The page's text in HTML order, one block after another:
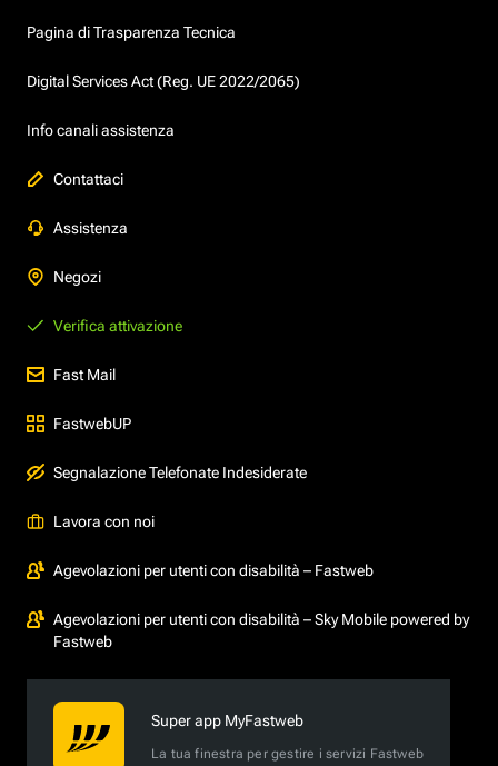
Pagina di Trasparenza Tecnica
Digital Services Act (Reg. UE 2022/2065)
Info canali assistenza
Contattaci
Assistenza
Negozi
Verifica attivazione
Fast Mail
FastwebUP
Segnalazione Telefonate Indesiderate
Lavora con noi
Agevolazioni per utenti con disabilità – Fastweb
Agevolazioni per utenti con disabilità – Sky Mobile powered by
Fastweb
Super app MyFastweb
La tua finestra per gestire i servizi Fastweb